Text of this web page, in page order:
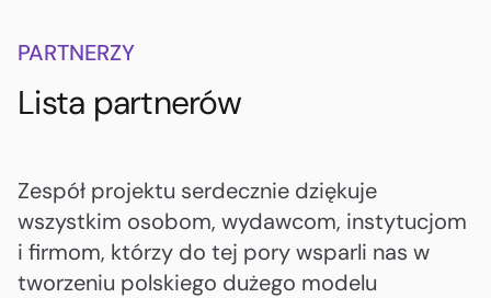
PARTNERZY
Lista partnerów
Zespół projektu serdecznie dziękuje
wszystkim osobom, wydawcom, instytucjom
i firmom, którzy do tej pory wsparli nas w
tworzeniu polskiego dużego modelu